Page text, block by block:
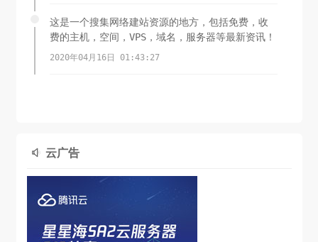
这是一个搜集网络建站资源的地方，包括免费，收
费的主机，空间，VPS，域名，服务器等最新资讯！
2020年04月16日 01:43:27
 云广告